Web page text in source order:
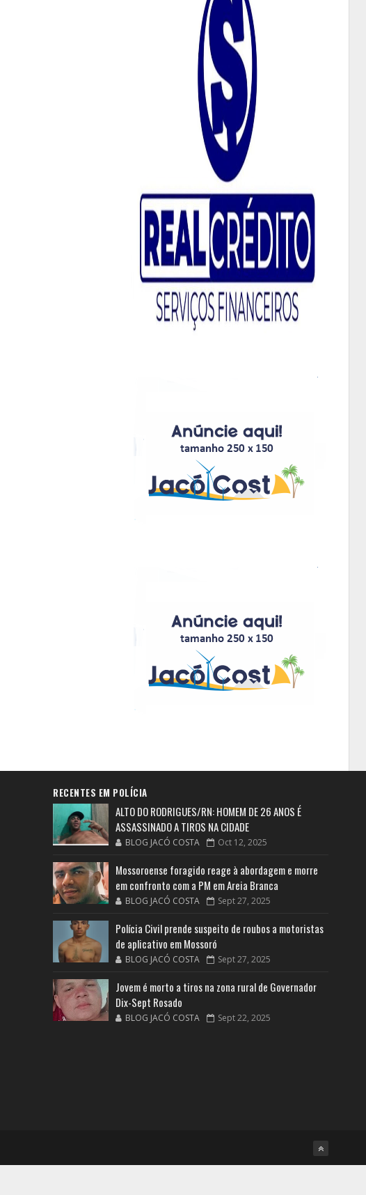
RECENTES EM POLÍCIA
ALTO DO RODRIGUES/RN: HOMEM DE 26 ANOS É
ASSASSINADO A TIROS NA CIDADE
BLOG JACÓ COSTA Oct 12, 2025
Mossoroense foragido reage à abordagem e morre
em confronto com a PM em Areia Branca
BLOG JACÓ COSTA Sept 27, 2025
Polícia Civil prende suspeito de roubos a motoristas
de aplicativo em Mossoró
BLOG JACÓ COSTA Sept 27, 2025
Jovem é morto a tiros na zona rural de Governador
Dix-Sept Rosado
BLOG JACÓ COSTA Sept 22, 2025